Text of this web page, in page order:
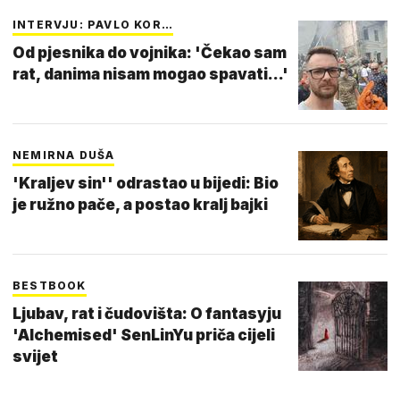
INTERVJU: PAVLO KOR…
Od pjesnika do vojnika: 'Čekao sam
rat, danima nisam mogao spavati...'
NEMIRNA DUŠA
'Kraljev sin'' odrastao u bijedi: Bio
je ružno pače, a postao kralj bajki
BESTBOOK
Ljubav, rat i čudovišta: O fantasyju
'Alchemised' SenLinYu priča cijeli
svijet